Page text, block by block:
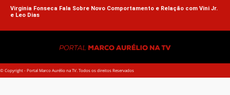
Virginia Fonseca Fala Sobre Novo Comportamento e Relação com Vini Jr.
e Leo Dias
© Copyright - Portal Marco Aurélio na TV. Todos os direitos Reservados